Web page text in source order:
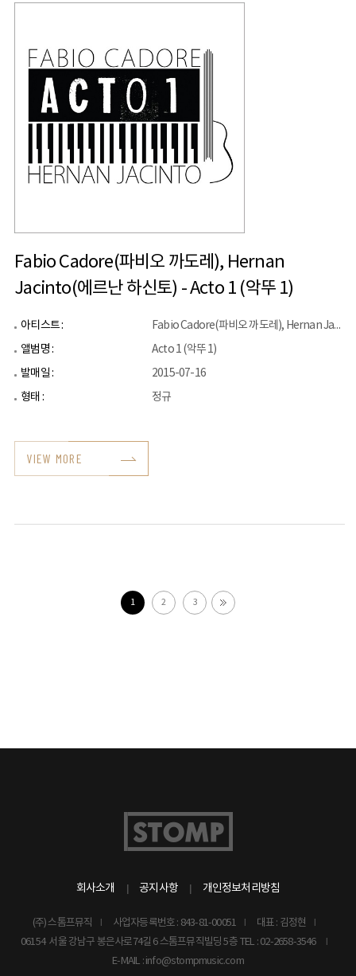
Fabio Cadore(파비오 까도레), Hernan
Jacinto(에르난 하신토) - Acto 1 (악뚜 1)
아티스트 :
Fabio Cadore(파비오 까도레), Hernan Jacinto(에르난 하신토)
앨범명 :
Acto 1 (악뚜 1)
발매일 :
2015-07-16
형태 :
정규
VIEW MORE
1 2 3
회사소개 공지사항 개인정보처리방침
(주) 스톰프뮤직 사업자등록번호 : 843-81-00051
대표 : 김정현
06154 서울 강남구 봉은사로74길 6 스톰프뮤직빌딩 5층 TEL : 02-2658-3546
E-MAIL : info@stompmusic.com